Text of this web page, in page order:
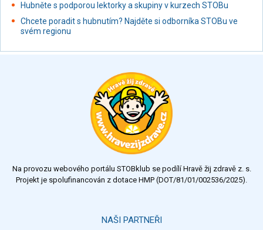
Hubněte s podporou lektorky a skupiny v kurzech STOBu
Chcete poradit s hubnutím? Najděte si odborníka STOBu ve
svém regionu
Na provozu webového portálu STOBklub se podílí Hravě žij zdravě z. s.
Projekt je spolufinancován z dotace HMP (DOT/81/01/002536/2025).
NAŠI PARTNEŘI